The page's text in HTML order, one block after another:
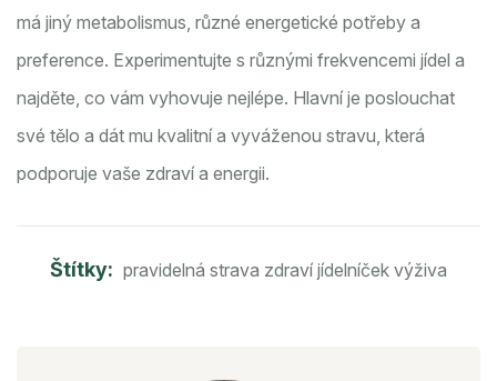
má jiný metabolismus, různé energetické potřeby a
preference. Experimentujte s různými frekvencemi jídel a
najděte, co vám vyhovuje nejlépe. Hlavní je poslouchat
své tělo a dát mu kvalitní a vyváženou stravu, která
podporuje vaše zdraví a energii.
Štítky: pravidelná strava zdraví jídelníček výživa